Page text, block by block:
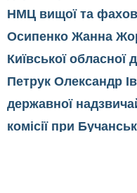
НМЦ вищої та
Осипенко Жанна
Київської обласної
Петрук Олександр
державної
комісії при